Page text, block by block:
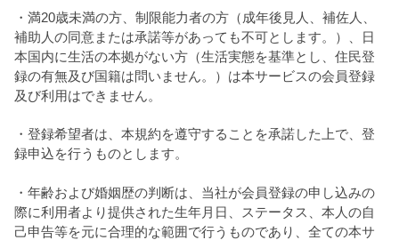
・満20歳未満の方、制限能力者の方（成年後見人、補佐人、
補助人の同意または承諾等があっても不可とします。）、日
本国内に生活の本拠がない方（生活実態を基準とし、住民登
録の有無及び国籍は問いません。）は本サービスの会員登録
及び利用はできません。
・登録希望者は、本規約を遵守することを承諾した上で、登
録申込を行うものとします。
・年齢および婚姻歴の判断は、当社が会員登録の申し込みの
際に利用者より提供された生年月日、ステータス、本人の自
己申告等を元に合理的な範囲で行うものであり、全ての本サ